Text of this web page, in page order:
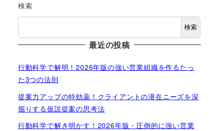
検索
検索
最近の投稿
行動科学で解明！2026年版の強い営業組織を作るたっ
た3つの法則
提案力アップの特効薬！クライアントの潜在ニーズを深
掘りする仮説提案の思考法
行動科学で解き明かす！2026年版・圧倒的に強い営業